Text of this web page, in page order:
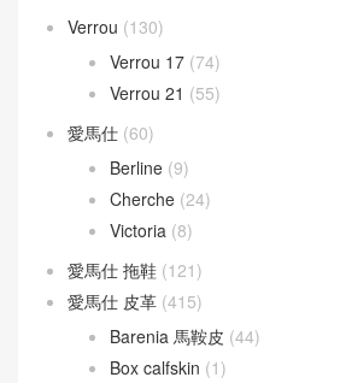
Verrou (130)
Verrou 17 (74)
Verrou 21 (55)
愛馬仕 (60)
Berline (9)
Cherche (24)
Victoria (8)
愛馬仕 拖鞋 (121)
愛馬仕 皮革 (415)
Barenia 馬鞍皮 (44)
Box calfskin (1)